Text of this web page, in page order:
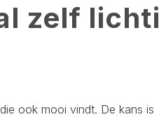
zelf
ook mooi vindt. De kans is